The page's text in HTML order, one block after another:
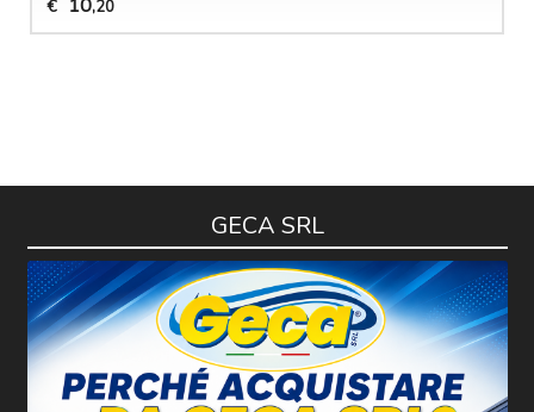
€ 10,20
GECA SRL